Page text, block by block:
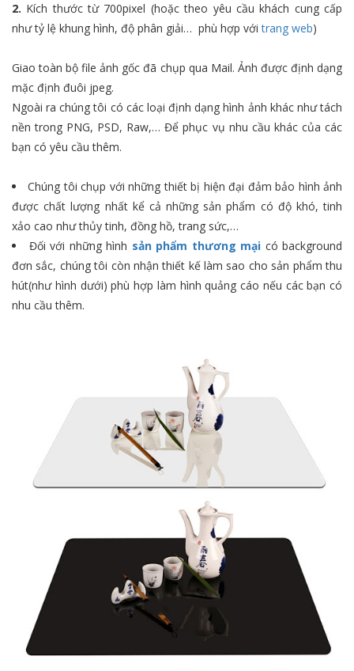
2. Kích thước từ 700pixel (hoặc theo yêu cầu khách cung cấp
như tỷ lệ khung hình, độ phân giải… phù hợp vớitrang web)
Giao toàn bộ file ảnh gốc đã chụp qua Mail. Ảnh được định dạng
mặc định đuôi jpeg.
Ngoài ra chúng tôi có các loại định dạng hình ảnh khác như tách
nền trong PNG, PSD, Raw,… Để phục vụ nhu cầu khác của các
bạn có yêu cầu thêm.
Chúng tôi chụp với những thiết bị hiện đại đảm bảo hình ảnh
được chất lượng nhất kể cả những sản phẩm có độ khó, tinh
xảo cao như thủy tinh, đồng hồ, trang sức,…
Đối với những hình sản phẩm thương mại có background
đơn sắc, chúng tôi còn nhận thiết kế làm sao cho sản phẩm thu
hút(như hình dưới) phù hợp làm hình quảng cáo nếu các bạn có
nhu cầu thêm.